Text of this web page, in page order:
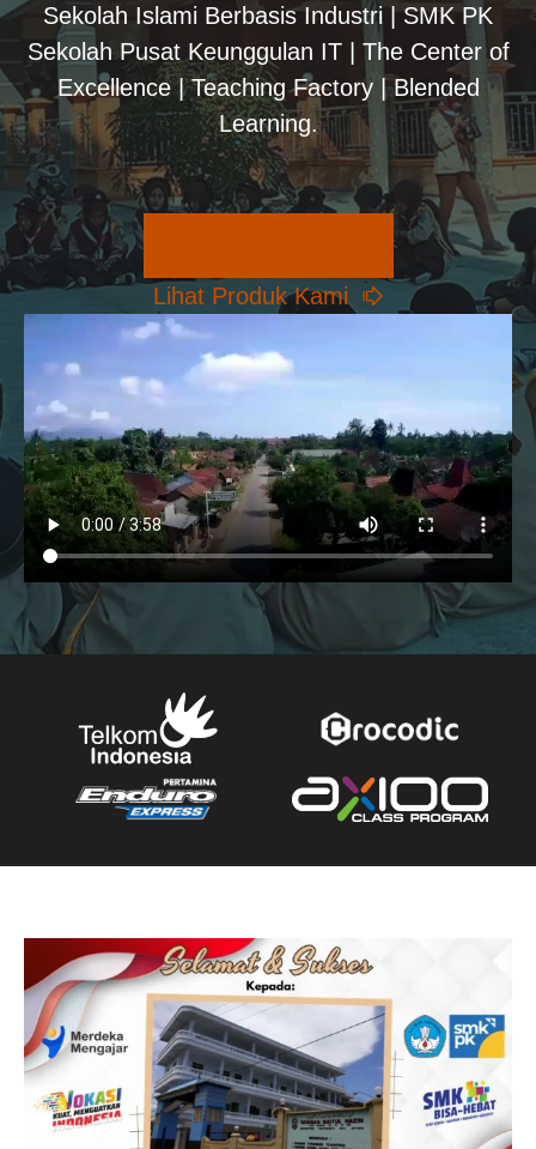
Sekolah Islami Berbasis Industri | SMK PK
Sekolah Pusat Keunggulan IT | The Center of
Excellence | Teaching Factory | Blended
Learning.
Lihat Produk Kami